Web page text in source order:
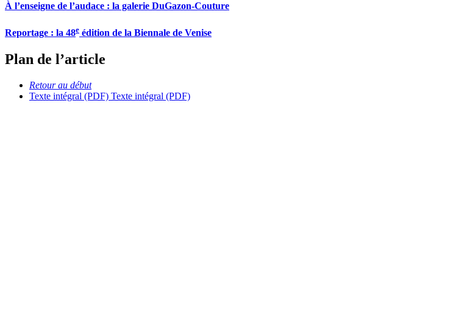
À l’enseigne de l’audace : la galerie DuGazon-Couture
Reportage : la 48e édition de la Biennale de Venise
Plan de l’article
Retour au début
Texte intégral (PDF) Texte intégral (PDF)